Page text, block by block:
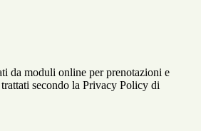
da moduli online per prenotazioni e
secondo la Privacy Policy di